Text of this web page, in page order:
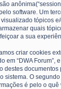
software. Um
tópicos e/
quais
a sua
criar cookies
em “DWA Forum”,
destes
sistema. O
é pelo o quê